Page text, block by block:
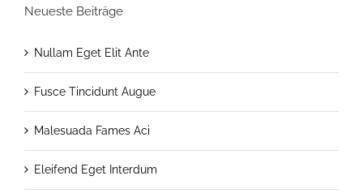
Neueste Beiträge
Nullam Eget Elit Ante
Fusce Tincidunt Augue
Malesuada Fames Aci
Eleifend Eget Interdum